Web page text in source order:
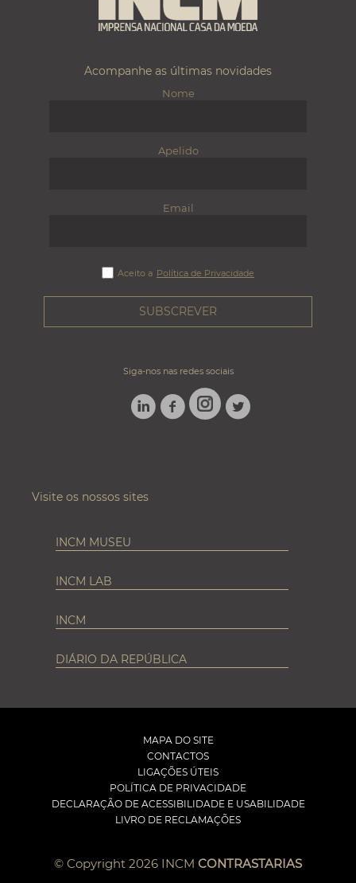
Acompanhe as últimas novidades
Nome
Apelido
Email
Aceito a Política de Privacidade
Siga-nos nas redes sociais
LINKEDINFACEBOOK
INSTAGRAM
TWITTER
Visite os nossos sites
INCM MUSEU
INCM LAB
INCM
DIÁRIO DA REPÚBLICA
MAPA DO SITE
CONTACTOS
LIGAÇÕES ÚTEIS
POLÍTICA DE PRIVACIDADE
DECLARAÇÃO DE ACESSIBILIDADE E USABILIDADE
LIVRO DE RECLAMAÇÕES
© Copyright 2026 INCM CONTRASTARIAS